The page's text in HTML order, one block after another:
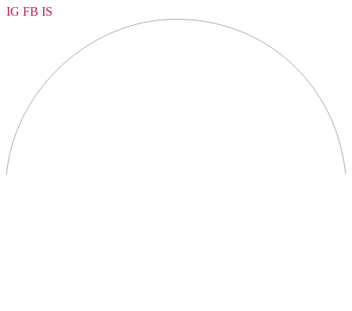
IG FB IS